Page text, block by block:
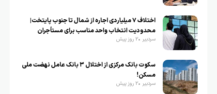
اختلاف ۷ میلیاردی اجاره از شمال تا جنوب پایتخت|
محدودیت انتخاب واحد مناسب برای مستأجران
سردبیر 2 روز پیش
سکوت بانک مرکزی از اختلال ۳ بانک عامل نهضت ملی
مسکن!
سردبیر 2 روز پیش